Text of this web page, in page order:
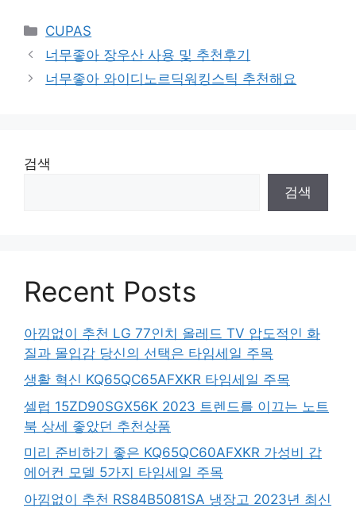
Categories
CUPAS
너무좋아 장우산 사용 및 추천후기
너무좋아 와이디노르딕워킹스틱 추천해요
검색
검색
Recent Posts
아낌없이 추천 LG 77인치 올레드 TV 압도적인 화
질과 몰입감 당신의 선택은 타임세일 주목
생활 혁신 KQ65QC65AFXKR 타임세일 주목
셀럽 15ZD90SGX56K 2023 트렌드를 이끄는 노트
북 상세 좋았던 추천상품
미리 준비하기 좋은 KQ65QC60AFXKR 가성비 갑
에어컨 모델 5가지 타임세일 주목
아낌없이 추천 RS84B5081SA 냉장고 2023년 최신